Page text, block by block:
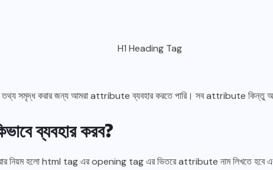
H1 Heading Tag
সমৃদ্ধ করার জন্য আমরা attribute ব্যবহার করতে পারি। সব attribute কিন্তু
ব্যবহার করব?
নিয়ম হলো html tag এর opening tag এর ভিতরে attribute নাম লিখতে হবে